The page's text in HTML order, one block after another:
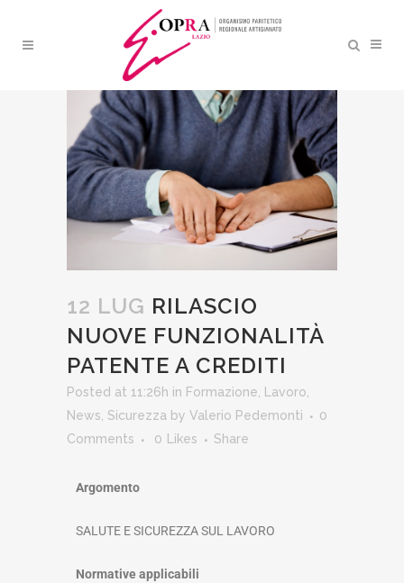
RILASCIO NUOVE
FUNZIONALITÀ PATENTE A
CREDITI
12 LUG RILASCIO
NUOVE FUNZIONALITÀ
PATENTE A CREDITI
Posted at 11:26h in Formazione Lavoro
News Sicurezza by Valerio Pedemonti
0
Comments
0 Likes Share
Argomento
SALUTE E SICUREZZA SUL LAVORO
Normative applicabili